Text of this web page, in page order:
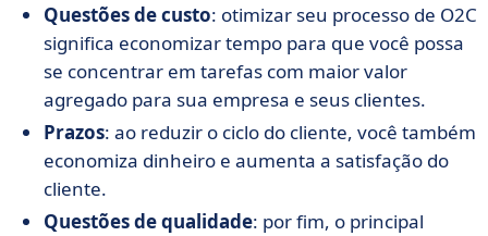
Questões de custo: otimizar seu processo de O2C
significa economizar tempo para que você possa
se concentrar em tarefas com maior valor
agregado para sua empresa e seus clientes.
Prazos: ao reduzir o ciclo do cliente, você também
economiza dinheiro e aumenta a satisfação do
cliente.
Questões de qualidade: por fim, o principal